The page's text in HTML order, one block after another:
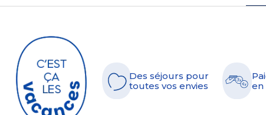
Des séjours pour
toutes vos envies
en